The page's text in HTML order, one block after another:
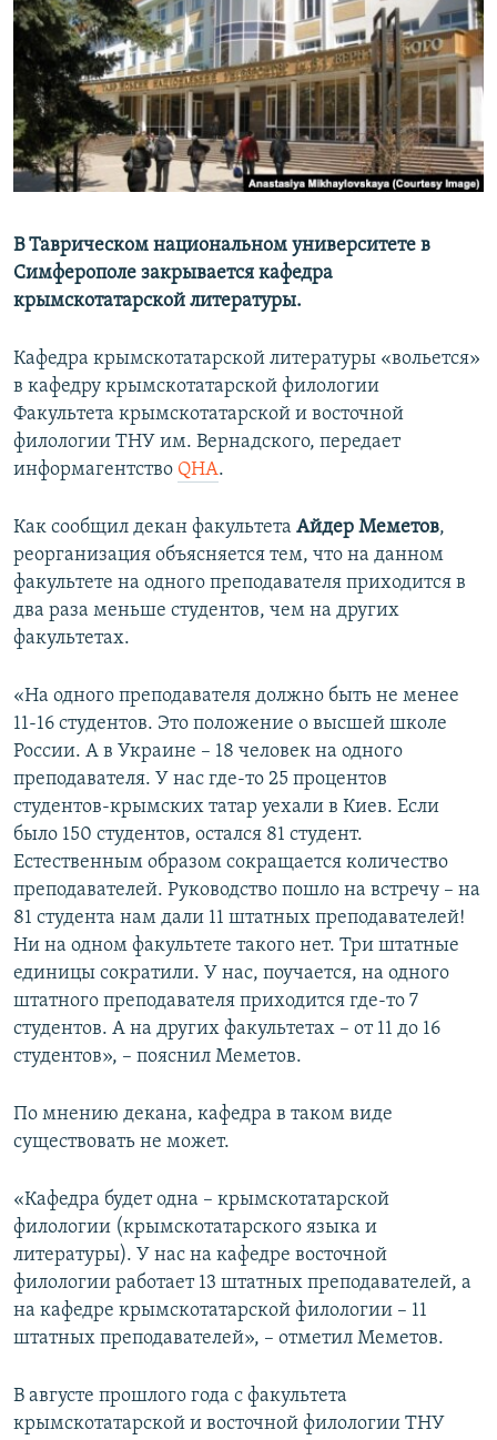
ПОБЕДИТЕЛЕЙ НЕ СУДЯТ?
КРЫМ.НЕПОКОРЕННЫЙ
ELIFBE
УКРАИНСКАЯ ПРОБЛЕМА КРЫМА
ПРИСОЕДИНЯЙТЕСЬ!
Все сайты RFE/RL
В Таврическом национальном университете в
Симферополе закрывается кафедра
крымскотатарской литературы.
Кафедра крымскотатарской литературы «вольется»
в кафедру крымскотатарской филологии
Факультета крымскотатарской и восточной
филологии ТНУ им. Вернадского, передает
информагентство QHA.
Как сообщил декан факультета Айдер Меметов,
реорганизация объясняется тем, что на данном
факультете на одного преподавателя приходится в
два раза меньше студентов, чем на других
факультетах.
«На одного преподавателя должно быть не менее
11-16 студентов. Это положение о высшей школе
России. А в Украине – 18 человек на одного
преподавателя. У нас где-то 25 процентов
студентов-крымских татар уехали в Киев. Если
было 150 студентов, остался 81 студент.
Естественным образом сокращается количество
преподавателей. Руководство пошло на встречу – на
81 студента нам дали 11 штатных преподавателей!
Ни на одном факультете такого нет. Три штатные
единицы сократили. У нас, поучается, на одного
штатного преподавателя приходится где-то 7
студентов. А на других факультетах – от 11 до 16
студентов», – пояснил Меметов.
По мнению декана, кафедра в таком виде
существовать не может.
«Кафедра будет одна – крымскотатарской
филологии (крымскотатарского языка и
литературы). У нас на кафедре восточной
филологии работает 13 штатных преподавателей, а
на кафедре крымскотатарской филологии – 11
штатных преподавателей», – отметил Меметов.
В августе прошлого года с факультета
крымскотатарской и восточной филологии ТНУ